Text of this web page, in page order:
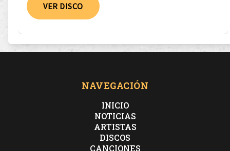
VER DISCO
NAVEGACIÓN
INICIO
NOTICIAS
ARTISTAS
DISCOS
CANCIONES